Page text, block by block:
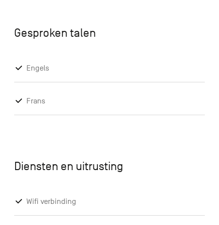
Gesproken talen
Engels
Frans
Diensten en uitrusting
Wifi verbinding